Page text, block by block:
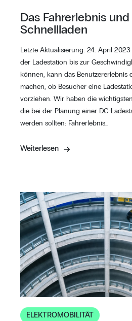
Das Fahrerlebnis
Schnellladen
Letzte Aktualisierung: 24. April
der Ladestation bis zur
können, kann das Benutzererlebnis
machen, ob Besucher eine
vorziehen. Wir haben die
die bei der Planung einer DC-
werden sollten: Fahrerlebnis…
Weiterlesen
ELEKTROMOBILITÄT